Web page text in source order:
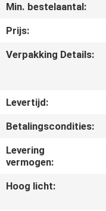
NEEM
CONTACT
MET
OP
NIEUWS
GEVALLEN
Min. bestelaantal:
Prijs:
Verpakking Details:
Levertijd:
Betalingscondities:
Levering
vermogen:
Hoog licht: